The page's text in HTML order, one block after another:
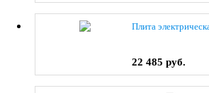
Плита
22 485 руб.